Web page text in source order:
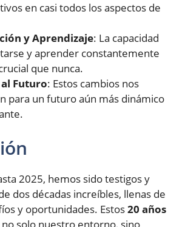
en casi todos los aspectos de
y Aprendizaje: La capacidad
y aprender constantemente
que nunca.
Futuro: Estos cambios nos
para un futuro aún más dinámico
2025, hemos sido testigos y
dos décadas increíbles, llenas de
y oportunidades. Estos20 años
solo nuestro entorno, sino